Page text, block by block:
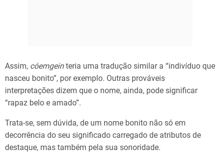
Assim, cóemgeinteria uma tradução similar a “indivíduo que
nasceu bonito”, por exemplo. Outras prováveis
interpretações dizem que o nome, ainda, pode significar
“rapaz belo e amado”.
Trata-se, sem dúvida, de um nome bonito não só em
decorrência do seu significado carregado de atributos de
destaque, mas também pela sua sonoridade.